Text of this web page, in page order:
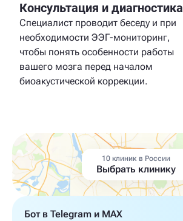
Консультация и диагностика
Специалист проводит беседу и при
необходимости ЭЭГ-мониторинг,
чтобы понять особенности работы
вашего мозга перед началом
биоакустической коррекции.
10 клиник в России
Выбрать клинику
Бот в Telegram и MAX